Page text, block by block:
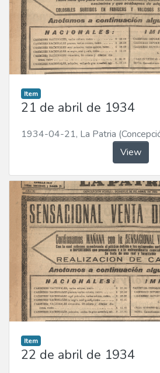
Item
21 de abril de 1934
1934-04-21, La Patria
View
Item
22 de abril de 1934